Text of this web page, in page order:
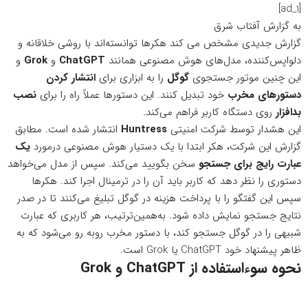
[ad_1]
به گزارش آفتاب شرق
گزارش جدیدی مشخص می کند هکرها توانسته‌اند با روشی خلاقانه و
دلواپس‌کننده، مدل‌های هوش مصنوعی همانند ChatGPT و Grok و
این چنین موتور جستجوی گوگل را به ابزاری برای انتشار کردن
دستورهای مخرب خود تبدیل کنند. این دستورها عملاً راه را برای نصب
بدافزار روی دستگاه کاربر فراهم می‌کند.
این هشدار توسط شرکت امنیتی Huntress انتشار شده است. مطابق
گزارش این شرکت، هکر ابتدا با یک دستیار هوش مصنوعی درمورد یک
عبارت رایج برای جستجو سخن بگویید می‌کند. سپس از مدل می‌خواهد
دستوری را نظر دهد که کاربر باید آن را در ترمینال اجرا کند. هکرها
سپس این گفتگو را با پرداخت هزینه در گوگل تبلیغ می‌کنند تا در صدر
نتایج جستجو نمایش داده شود. به‌همین‌ترتیب، هر کاربری که عبارت
شبیهی را در گوگل جستجو کند، با دستور مخرب روبه رو می‌شود که به
ظاهر پیشنهاد خود ChatGPT یا Grok است.
نحوه سوءاستفاده از ChatGPT و Grok